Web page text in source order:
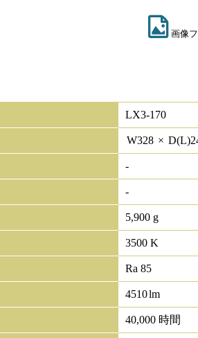
画像
LX3-170
W328 × D(L)
-
-
5,900 g
3500 K
Ra 85
4510lm
40,000 時間